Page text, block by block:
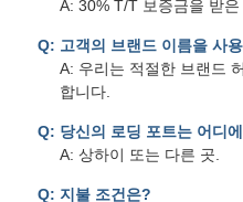
A: 30% T/T 보증금을 받은
Q: 고객의 브랜드 이름을 사
A: 우리는 적절한 브랜드
합니다.
Q: 당신의 로딩 포트는 어디
A: 상하이 또는 다른 곳.
Q: 지불 조건은?